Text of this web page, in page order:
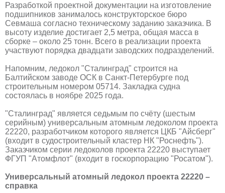
Разработкой проектной документации на изготовление
подшипников занималось конструкторское бюро
Севмаша согласно техническому заданию заказчика. В
высоту изделие достигает 2,5 метра, общая масса в
сборке – около 25 тонн. Всего в реализации проекта
участвуют порядка двадцати заводских подразделений.
Напомним, ледокол "Сталинград" строится на
Балтийском заводе ОСК в Санкт-Петербурге под
строительным номером 05714. Закладка судна
состоялась в ноябре 2025 года.
"Сталинград" является седьмым по счёту (шестым
серийным) универсальным атомным ледоколом проекта
22220, разработчиком которого является ЦКБ "Айсберг"
(входит в судостроительный кластер НК "Роснефть").
Заказчиком серии ледоколов проекта 22220 выступает
ФГУП "Атомфлот" (входит в госкорпорацию "Росатом").
Универсальный атомный ледокол проекта 22220 –
справка